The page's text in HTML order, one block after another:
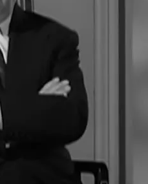
LIGA
WEEK
GODINE
GODINE